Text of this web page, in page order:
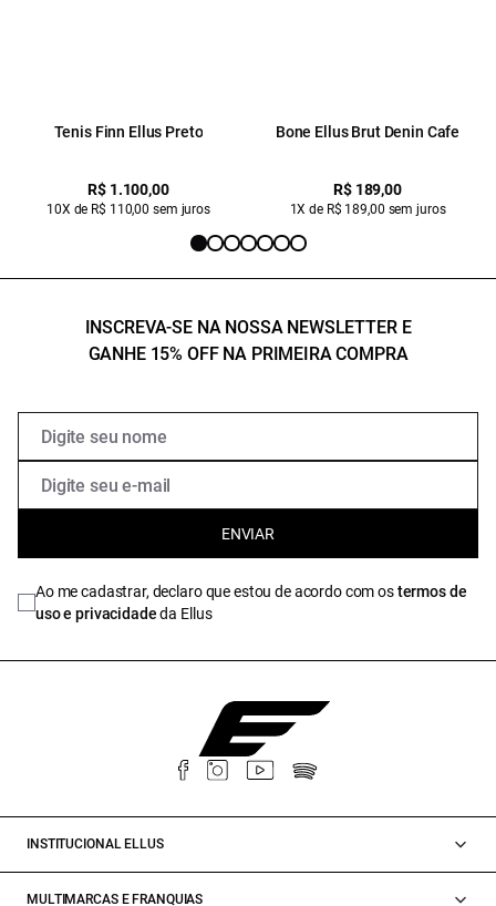
Tenis Finn Ellus Preto
R$ 1.100,00
10X de R$ 110,00 sem juros
Bone Ellus Brut Denin Cafe
R$ 189,00
1X de R$ 189,00 sem juros
INSCREVA-SE NA NOSSA NEWSLETTER E
GANHE 15% OFF NA PRIMEIRA COMPRA
ENVIAR
Ao me cadastrar, declaro que estou de acordo com ostermos de
uso e privacidadeda Ellus
INSTITUCIONAL ELLUS
MULTIMARCAS E FRANQUIAS